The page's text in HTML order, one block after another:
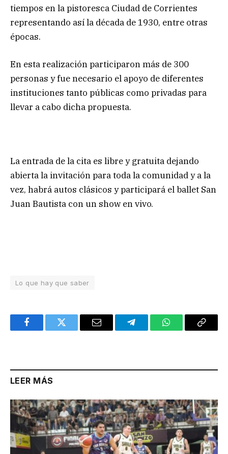
tiempos en la pistoresca Ciudad de Corrientes
representando así la década de 1930, entre otras
épocas.
En esta realización participaron más de 300
personas y fue necesario el apoyo de diferentes
instituciones tanto públicas como privadas para
llevar a cabo dicha propuesta.
La entrada de la cita es libre y gratuita dejando
abierta la invitación para toda la comunidad y a la
vez, habrá autos clásicos y participará el ballet San
Juan Bautista con un show en vivo.
Lo que hay que saber
FacebookTwitter Email TelegramWhatsAppCopy
LEER MÁS